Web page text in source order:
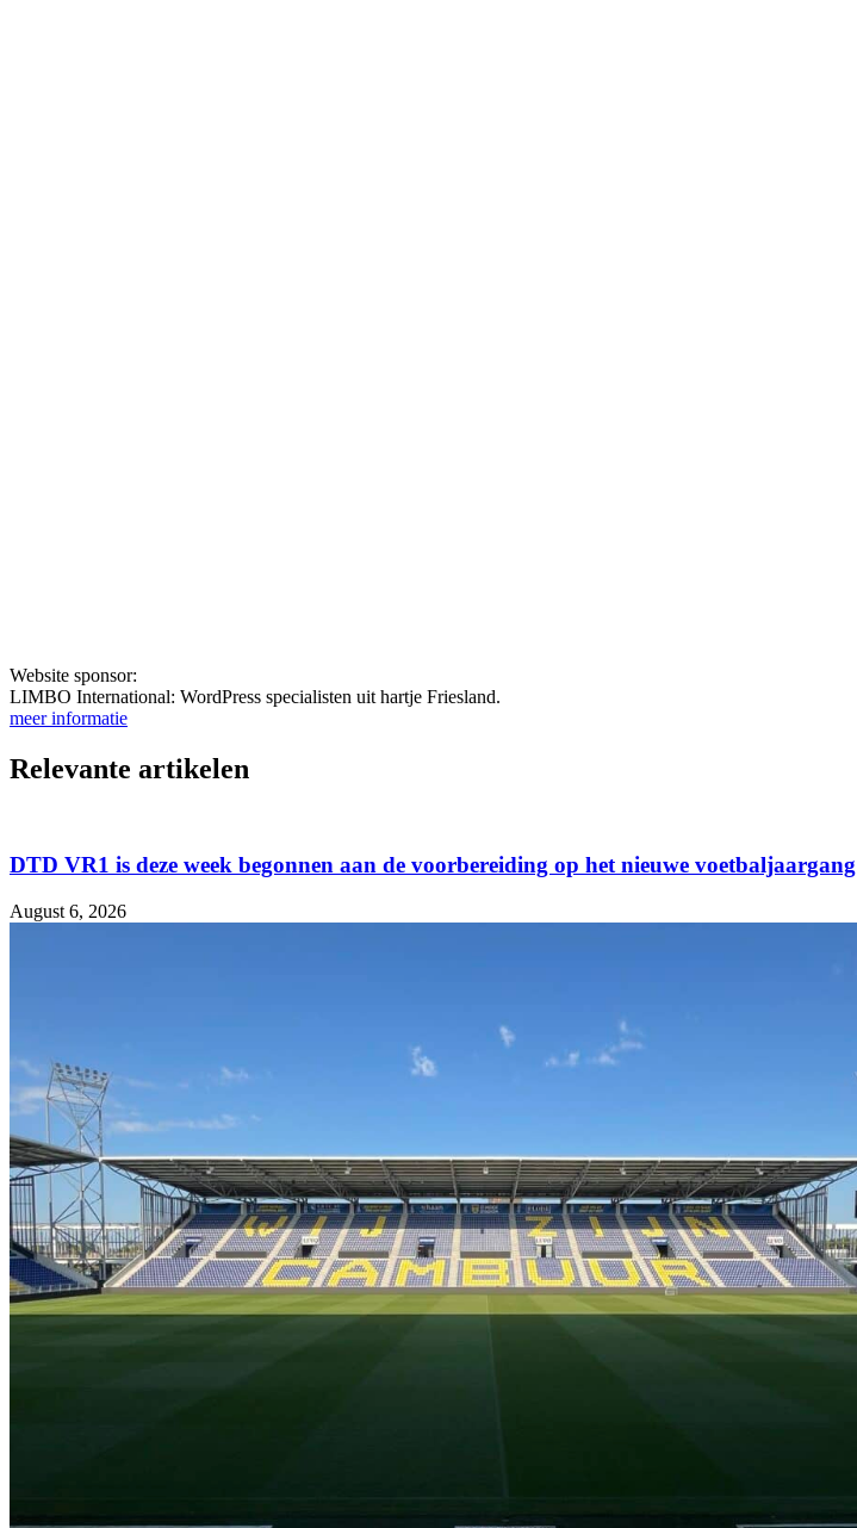
Website sponsor:
LIMBO International: WordPress specialisten uit hartje Friesland.
meer informatie
Relevante artikelen
DTD VR1 is deze week begonnen aan de voorbereiding op het nieuwe voetbaljaargang
August 6, 2026